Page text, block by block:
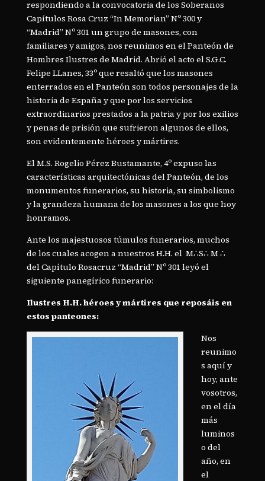
respondiendo a la convocatoria de los Soberanos
Capítulos Rosa Cruz “In Memorian” Nº 300 y
“Madrid” Nº 301 un grupo de masones, con
familiares y amigos, nos reunimos en el Panteón de
Hombres Ilustres de Madrid. Abrió el acto el S.G.C.
Felipe LLanes, 33º que resaltó que los masones
enterrados en el Panteón son todos personajes de la
historia de España y que por los servicios
extraordinarios prestados a la patria y por los exilios
y penas de prisión que sufrieron algunos de ellos,
son evidentemente héroes y mártires.
El M.S. Rogelio Pérez Bustamante, 4º expuso las
características arquitectónicas del Panteón, de los
monumentos funerarios, su historia, su simbolismo
y la grandeza humana de los masones a los que hoy
honramos.
Ante los majestuosos túmulos funerarios, muchos
de los cuales acogen a nuestros H.H. el M∴S∴ M ∴
del Capítulo Rosacruz “Madrid” Nº 301 leyó el
siguiente panegírico funerario:
Ilustres H.H. héroes y mártires que reposáis en
estos panteones:
Nos
reunimo
s aquí y
hoy, ante
vosotros,
en el día
más
luminos
o del
año, en
el